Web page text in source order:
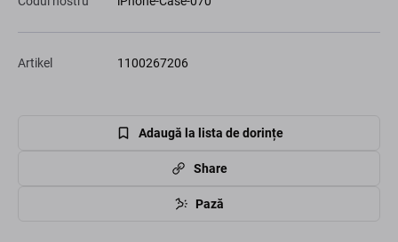
Artikel 1100267206
Adaugă la lista de dorințe
Share
Pază